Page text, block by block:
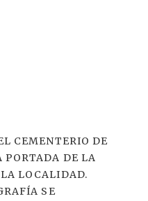
CEMENTERIO DE
PORTADA DE LA
LOCALIDAD.
SE